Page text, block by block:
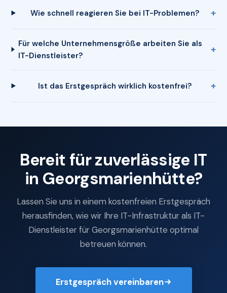
Wie schnell reagieren Sie bei IT-Problemen?
Für welche Unternehmensgröße arbeiten Sie als
IT-Dienstleister?
Ist das Erstgespräch wirklich kostenfrei?
Bereit für zuverlässige IT
in Georgsmarienhütte?
Lassen Sie uns in einem kostenfreien Erstgespräch
herausfinden, wie wir Ihre IT-Infrastruktur als IT-
Dienstleister für Georgsmarienhütte optimal
betreuen können.
Erstgespräch vereinbaren